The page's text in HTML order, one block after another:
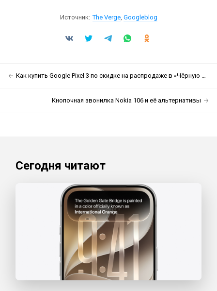
Источник: The Verge, Googleblog
Как купить Google Pixel 3 по скидке на распродаже в «Чёрную пятницу»
Кнопочная звонилка Nokia 106 и её альтернативы
Сегодня читают